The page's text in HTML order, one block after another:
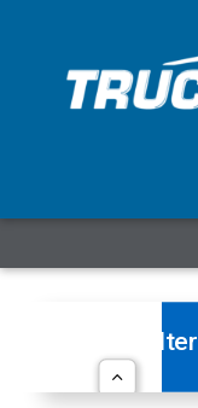
Show Filter